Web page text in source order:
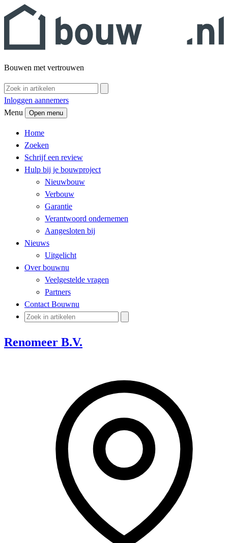
Bouwen met vertrouwen
Inloggen aannemers
Menu
Open menu
Home
Zoeken
Schrijf een review
Hulp bij je bouwproject
Nieuwbouw
Verbouw
Garantie
Verantwoord ondernemen
Aangesloten bij
Nieuws
Uitgelicht
Over bouwnu
Veelgestelde vragen
Partners
Contact Bouwnu
Renomeer B.V.